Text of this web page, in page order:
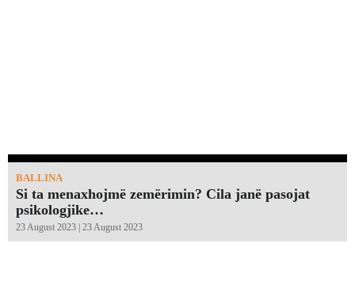
BALLINA
Si ta menaxhojmë zemërimin? Cila janë pasojat
psikologjike…
23 August 2023 | 23 August 2023